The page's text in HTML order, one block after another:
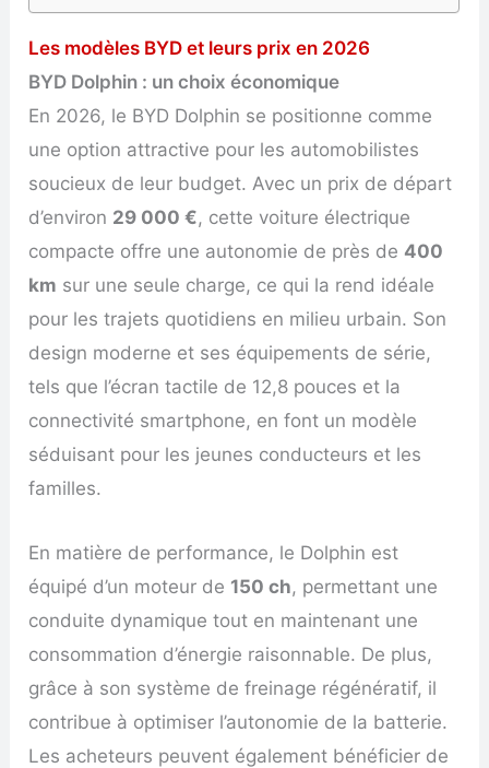
Les modèles BYD et leurs prix en 2026
BYD Dolphin : un choix économique
En 2026, le BYD Dolphin se positionne comme
une option attractive pour les automobilistes
soucieux de leur budget. Avec un prix de départ
d’environ 29 000 €, cette voiture électrique
compacte offre une autonomie de près de 400
km sur une seule charge, ce qui la rend idéale
pour les trajets quotidiens en milieu urbain. Son
design moderne et ses équipements de série,
tels que l’écran tactile de 12,8 pouces et la
connectivité smartphone, en font un modèle
séduisant pour les jeunes conducteurs et les
familles.
En matière de performance, le Dolphin est
équipé d’un moteur de 150 ch, permettant une
conduite dynamique tout en maintenant une
consommation d’énergie raisonnable. De plus,
grâce à son système de freinage régénératif, il
contribue à optimiser l’autonomie de la batterie.
Les acheteurs peuvent également bénéficier de